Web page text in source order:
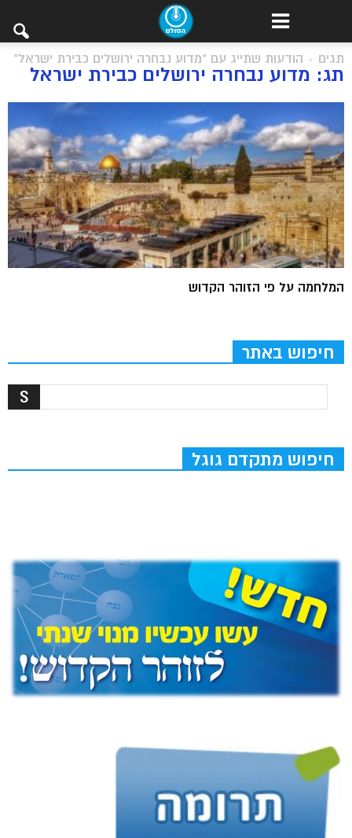
תגים הודעות שתייג עם "מדוע נבחרה ירושלים כבירת ישראל"
תג: מדוע נבחרה ירושלים כבירת ישראל
המלחמה על פי הזוהר הקדוש
חיפוש באתר
חיפוש מתקדם גוגל